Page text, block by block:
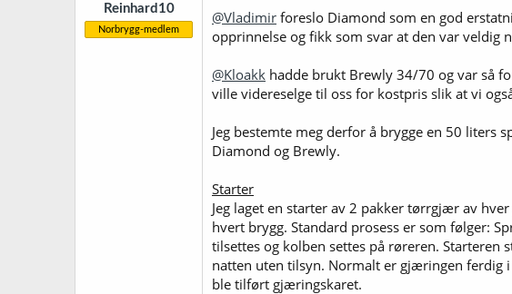
e
r
o
Reinhard10
Norbrygg-medlem
@Vladimir foreslo Diamond som en god
opprinnelse og fikk som svar at den var
@Kloakk hadde brukt Brewly 34/70 og var så
ville videreselge til oss for kostpris slik at vi
Jeg bestemte meg derfor å brygge en 50
Diamond og Brewly.
Starter
Jeg laget en starter av 2 pakker tørrgjær av
hvert brygg. Standard prosess er som følger:
tilsettes og kolben settes på røreren. Starteren
natten uten tilsyn. Normalt er gjæringen ferdig
ble tilført gjæringskaret.